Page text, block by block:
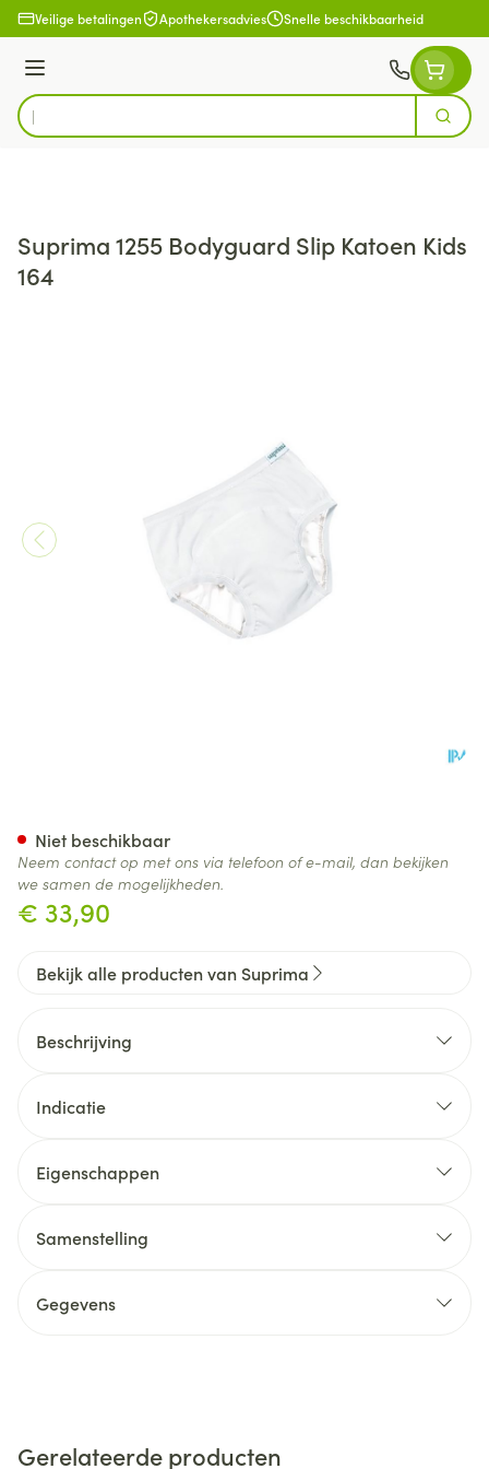
Ga naar de inhoud
Veilige betalingen Apothekersadvies Snelle beschikbaarheid
Menu
Product, merk, categorie...
Zoek
Suprima 1255 Bodyguard Slip Katoen Kids
164
€ 33,90
Niet beschikbaar
Neem contact op met ons via telefoon of e-mail, dan bekijken
we samen de mogelijkheden.
Bekijk alle producten van Suprima
Beschrijving
Indicatie
Eigenschappen
Samenstelling
Gegevens
Gerelateerde producten